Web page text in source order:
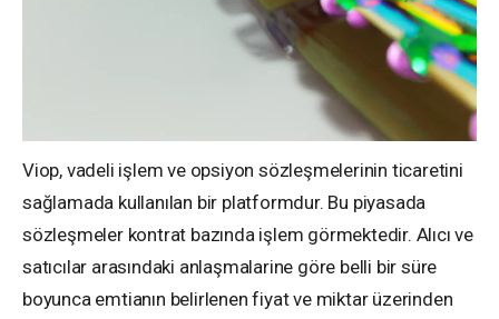
Viop, vadeli işlem ve opsiyon sözleşmelerinin ticaretini
sağlamada kullanılan bir platformdur. Bu piyasada
sözleşmeler kontrat bazında işlem görmektedir. Alıcı ve
satıcılar arasındaki anlaşmalarine göre belli bir süre
boyunca emtianın belirlenen fiyat ve miktar üzerinden